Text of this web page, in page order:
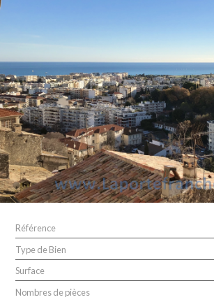
Référence
Type de Bien
Surface
Nombres de pièces